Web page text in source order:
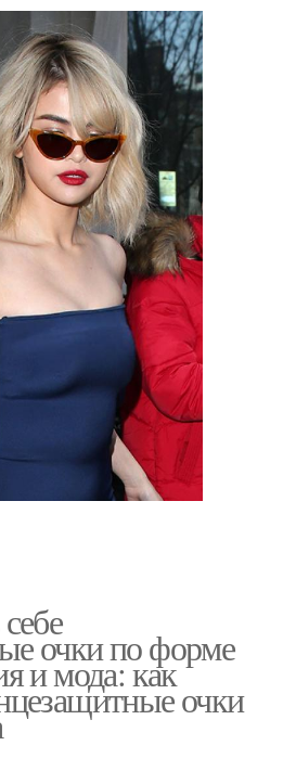
очки по форме
и мода: как
очки